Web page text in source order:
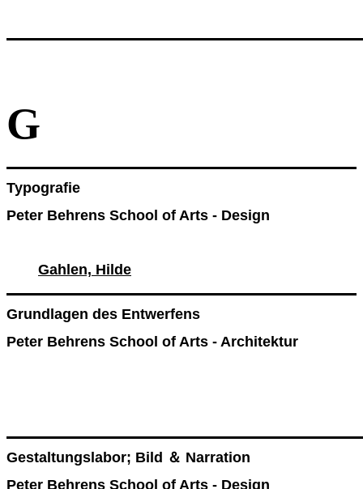
G
Typografie
Peter Behrens School of Arts - Design
Gahlen, Hilde
Grundlagen des Entwerfens
Peter Behrens School of Arts - Architektur
Gestaltungslabor; Bild ＆ Narration
Peter Behrens School of Arts - Design